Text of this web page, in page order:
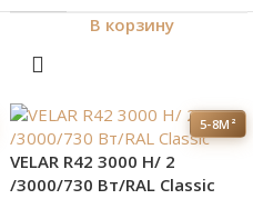
В корзину
5-8М²
VELAR R42 3000 H/ 2
/3000/730 Вт/RAL Classic